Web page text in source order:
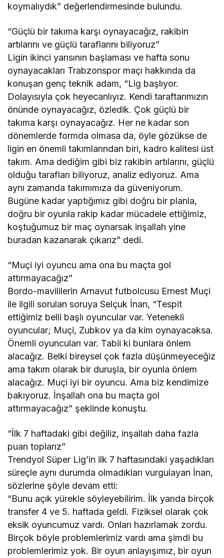
koymalıydık” değerlendirmesinde bulundu.
“Güçlü bir takıma karşı oynayacağız, rakibin
artılarını ve güçlü taraflarını biliyoruz”
Ligin ikinci yarısının başlaması ve hafta sonu
oynayacakları Trabzonspor maçı hakkında da
konuşan genç teknik adam, “Lig başlıyor.
Dolayısıyla çok heyecanlıyız. Kendi taraftarımızın
önünde oynayacağız, özledik. Çok güçlü bir
takıma karşı oynayacağız. Her ne kadar son
dönemlerde formda olmasa da, öyle gözükse de
ligin en önemli takımlarından biri, kadro kalitesi üst
takım. Ama dediğim gibi biz rakibin artılarını, güçlü
olduğu tarafları biliyoruz, analiz ediyoruz. Ama
aynı zamanda takımımıza da güveniyorum.
Bugüne kadar yaptığımız gibi doğru bir planla,
doğru bir oyunla rakip kadar mücadele ettiğimiz,
koştuğumuz bir maç oynarsak inşallah yine
buradan kazanarak çıkarız” dedi.
“Muçi iyi oyuncu ama ona bu maçta gol
attırmayacağız”
Bordo-mavililerin Arnavut futbolcusu Ernest Muçi
ile ilgili sorulan soruya Selçuk İnan, “Tespit
ettiğimiz belli başlı oyuncular var. Yetenekli
oyuncular; Muçi, Zubkov ya da kim oynayacaksa.
Önemli oyuncuları var. Tabii ki bunlara önlem
alacağız. Belki bireysel çok fazla düşünmeyeceğiz
ama takım olarak bir duruşla, bir oyunla önlem
alacağız. Muçi iyi bir oyuncu. Ama biz kendimize
bakıyoruz. İnşallah ona bu maçta gol
attırmayacağız” şeklinde konuştu.
“İlk 7 haftadaki gibi değiliz, inşallah daha fazla
puan toplarız”
Trendyol Süper Lig’in ilk 7 haftasındaki yaşadıkları
süreçle aynı durumda olmadıkları vurgulayan İnan,
sözlerine şöyle devam etti:
“Bunu açık yürekle söyleyebilirim. İlk yarıda birçok
transfer 4 ve 5. haftada geldi. Fiziksel olarak çok
eksik oyuncumuz vardı. Onları hazırlamak zordu.
Birçok böyle problemlerimiz vardı ama şimdi bu
problemlerimiz yok. Bir oyun anlayışımız, bir oyun